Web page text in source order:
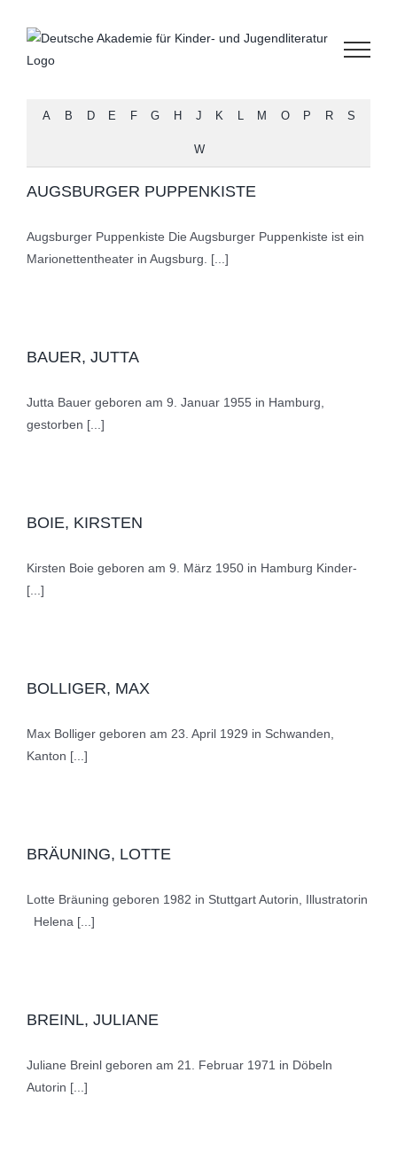
Inhalt
springen
A B D E F G H J K L M O P R S
W
AUGSBURGER PUPPENKISTE
Augsburger Puppenkiste Die Augsburger Puppenkiste ist ein
Marionettentheater in Augsburg. [...]
BAUER, JUTTA
Jutta Bauer geboren am 9. Januar 1955 in Hamburg,
gestorben [...]
BOIE, KIRSTEN
Kirsten Boie geboren am 9. März 1950 in Hamburg Kinder-
[...]
BOLLIGER, MAX
Max Bolliger geboren am 23. April 1929 in Schwanden,
Kanton [...]
BRÄUNING, LOTTE
Lotte Bräuning geboren 1982 in Stuttgart Autorin, Illustratorin
Helena [...]
BREINL, JULIANE
Juliane Breinl geboren am 21. Februar 1971 in Döbeln
Autorin [...]